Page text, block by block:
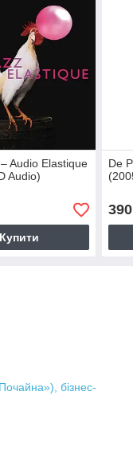
Audio Elastique
Audio)
Купити
De
390
бізнес-